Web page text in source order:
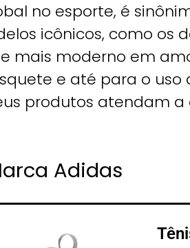
no esporte, é
icônicos, como os
mais moderno em
e até para o uso
produtos atendam
Adidas